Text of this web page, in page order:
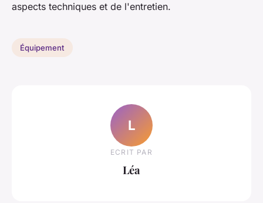
aspects techniques et de l'entretien.
Équipement
L
ECRIT PAR
Léa